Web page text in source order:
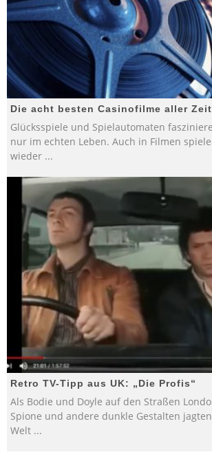
Die acht besten Casinofilme aller
Glücksspiele und Spielautomaten
nur im echten Leben. Auch in Filmen
wieder ...
Retro TV-Tipp aus UK: „Die Profis“
Als Bodie und Doyle auf den Straßen
Spione und andere dunkle Gestalten
Welt ...